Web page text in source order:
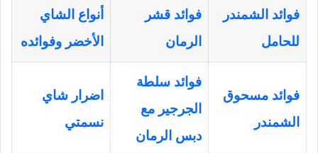
فوائد الشمندر
للحامل
فوائد قشر
الرمان
أنواع الشاي
الأخضر وفوائده
فوائد مسحوق
الشمندر
فوائد سلطة
الجرجير مع
دبس الرمان
اضرار شاي
نسمتي